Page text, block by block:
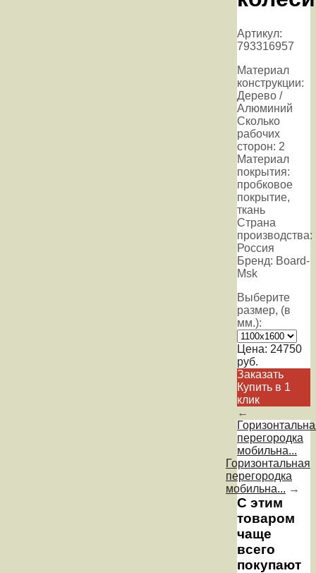
Артикул:
793316957
Материал
конструкции:
Дерево /
Алюминий
Сколько
рабочих
сторон: 2
Материал
покрытия:
пробковое
покрытие,
ткань
Страна
производства:
Россия
Бренд: Board-
Msk
Выберите
размер, (в
мм.):
Цена: 24750
руб.
Заказать
Купить в 1
клик
←
перегородка
мобильна...
Горизонтальная
перегородка
мобильна... →
С этим
товаром
чаще
всего
покупают